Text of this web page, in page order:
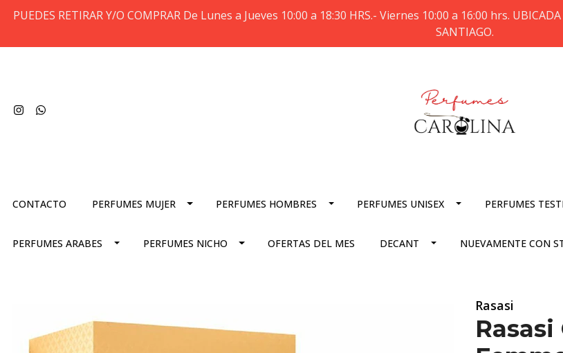
PUEDES RETIRAR Y/O COMPRAR De Lunes a Jueves 10:00 a 18:30 HRS.- Viernes 10:00 a 16:00 hrs.
SANTIAGO.
CONTACTO PERFUMES MUJER PERFUMES HOMBRES PERFUMES UNISEX PERFUMES
PERFUMES ARABES PERFUMES NICHO OFERTAS DEL MES DECANT NUEVAMENTE CON
Rasasi